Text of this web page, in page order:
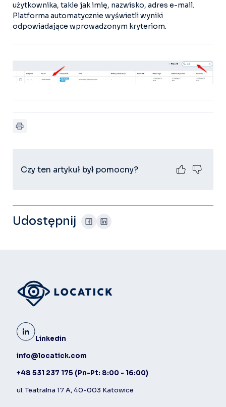
użytkownika, takie jak imię, nazwisko, adres e-mail.
Platforma automatycznie wyświetli wyniki
odpowiadające wprowadzonym kryteriom.
Czy ten artykuł był pomocny?
Udostępnij
Linkedin
info@locatick.com
+48 531 237 175 (Pn-Pt: 8:00 - 16:00)
ul. Teatralna 17 A, 40-003 Katowice